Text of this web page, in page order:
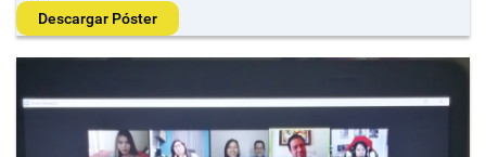
Descargar Póster